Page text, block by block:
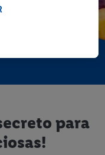
para
compra na loja
finalidades de
de conservação dos
em qualquer
a nossapolítica de